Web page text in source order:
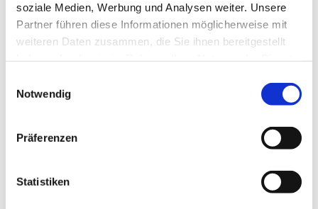
soziale Medien, Werbung und Analysen weiter. Unsere
Partner führen diese Informationen möglicherweise mit
weiteren Daten zusammen, die Sie ihnen bereitgestellt
Notwendig
Präferenzen
Statistiken
Dies könnte Sie auch
interessieren